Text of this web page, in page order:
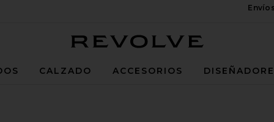
CALZADO ACCESORIOS